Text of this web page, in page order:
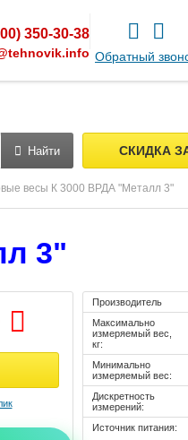
Обратный
350-30-38
Найти СКИДКА
весы К 3000 ВРДА "Металл 3"
3"
Производитель
Максимально
измеряемый вес,
кг:
Минимально
измеряемый вес:
Дискретность
измерений:
Источник питания: